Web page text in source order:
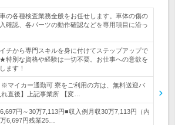
の各種検査業務全般をお任せします。車体の傷の
確認、各パーツの動作確認などを専用項目に沿っ
チから専門スキルを身に付けてステップアップで
特別な資格や経験は一切不要。お仕事への意欲を
ます！
マイカー通勤可 寮をご利用の方は、無料送迎バ
直後】上記事業所 【変…
6,697円～30万7,113円■収入例月収30万7,113円（内
6,697円残業25…